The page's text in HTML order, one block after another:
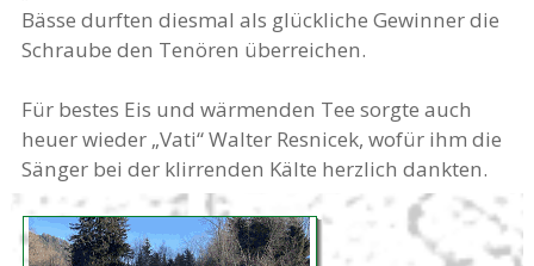
Bässe durften diesmal als glückliche Gewinner die
Schraube den Tenören überreichen.
Für bestes Eis und wärmenden Tee sorgte auch
heuer wieder „Vati“ Walter Resnicek, wofür ihm die
Sänger bei der klirrenden Kälte herzlich dankten.